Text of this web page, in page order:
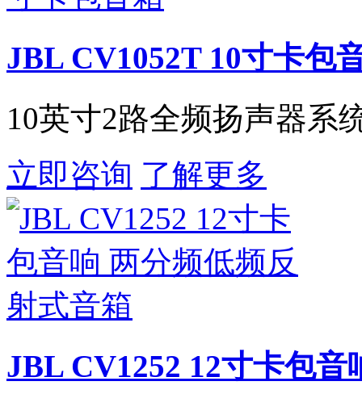
JBL CV1052T 10寸卡包
10英寸2路全频扬声器系
立即咨询 了解更多
JBL CV1252 12寸卡包